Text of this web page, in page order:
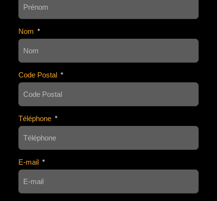
Nom
Code Postal
Téléphone
E-mail